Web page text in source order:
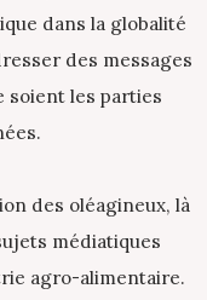
dans la globalité
des messages
soient les parties
des oléagineux, là
médiatiques
agro-alimentaire.